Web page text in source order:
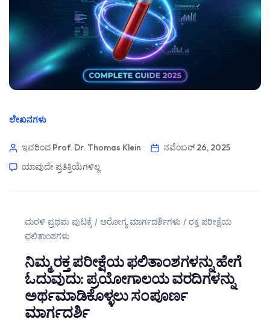
ಲೇಖನಗಳು
ಇವರಿಂದ Prof. Dr. Thomas Klein
ನವೆಂಬರ್ 26, 2025
ಯಾವುದೇ ಪ್ರತಿಕ್ರಿಯೆಗಳಿಲ್ಲ
ಮರಳಿ ಪ್ರಥಮ ಪುಟಕ್ಕೆ / ಆರೋಗ್ಯ ಮಾರ್ಗದರ್ಶಿಗಳು / ರಕ್ತ ಪರೀಕ್ಷೆಯ
ಫಲಿತಾಂಶಗಳು
ನಿಮ್ಮ ರಕ್ತ ಪರೀಕ್ಷೆಯ ಫಲಿತಾಂಶಗಳನ್ನು ಹೇಗೆ
ಓದುವುದು: ಪ್ರಯೋಗಾಲಯ ವರದಿಗಳನ್ನು
ಅರ್ಥಮಾಡಿಕೊಳ್ಳಲು ಸಂಪೂರ್ಣ
ಮಾರ್ಗದರ್ಶಿ